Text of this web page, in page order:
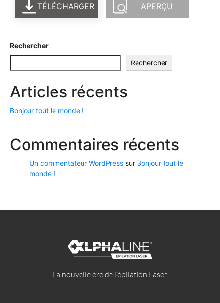
TÉLÉCHARGER APERÇU
Rechercher
Rechercher
Articles récents
Bonjour tout le monde !
Commentaires récents
Un commentateur WordPress sur Bonjour tout le
monde !
La nouvelle ère de l’épilation Laser.